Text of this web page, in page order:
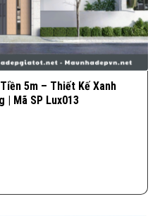
5m – Thiết Kế Xanh
| Mã SP Lux013